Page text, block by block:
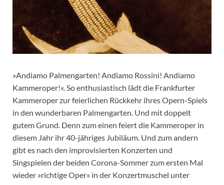
»Andiamo Palmengarten! Andiamo Rossini! Andiamo
Kammeroper!«. So enthusiastisch lädt die Frankfurter
Kammeroper zur feierlichen Rückkehr ihres Opern-Spiels
in den wunderbaren Palmengarten. Und mit doppelt
gutem Grund. Denn zum einen feiert die Kammeroper in
diesem Jahr ihr 40-jähriges Jubiläum. Und zum andern
gibt es nach den improvisierten Konzerten und
Singspielen der beiden Corona-Sommer zum ersten Mal
wieder »richtige Oper« in der Konzertmuschel unter